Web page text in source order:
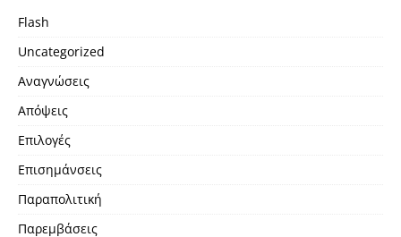
Flash
Uncategorized
Αναγνώσεις
Απόψεις
Επιλογές
Επισημάνσεις
Παραπολιτική
Παρεμβάσεις